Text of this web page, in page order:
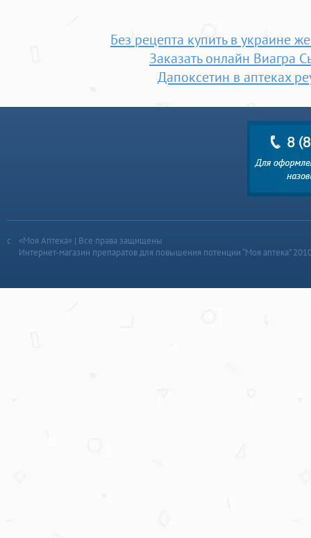
Без рецепта купить в украине
Заказать онлайн Виагра
Дапоксетин в аптеках
«Моя Аптека» | Все права защищены
Интернет-магазин препаратов для повышения потенции “Моя аптека”